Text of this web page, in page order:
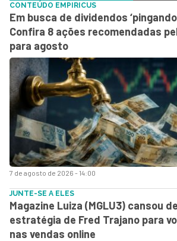
7 de agosto de 2026 - 14:00
CONTEÚDO EMPIRICUS
Em busca de dividendos
Confira 8 ações recomendadas
para agosto
JUNTE-SE A ELES
Magazine Luiza (MGLU3) cansou
estratégia de Fred Trajano para
nas vendas online